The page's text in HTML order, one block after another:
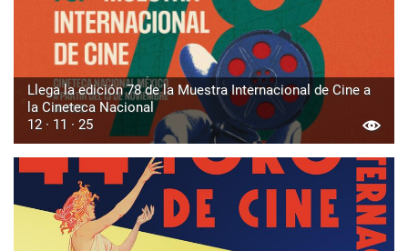
Llega la edición 78 de la Muestra Internacional de Cine a
la Cineteca Nacional
12 · 11 · 25